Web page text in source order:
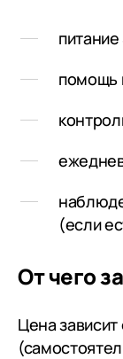
помощь
(если
От чего
Цена